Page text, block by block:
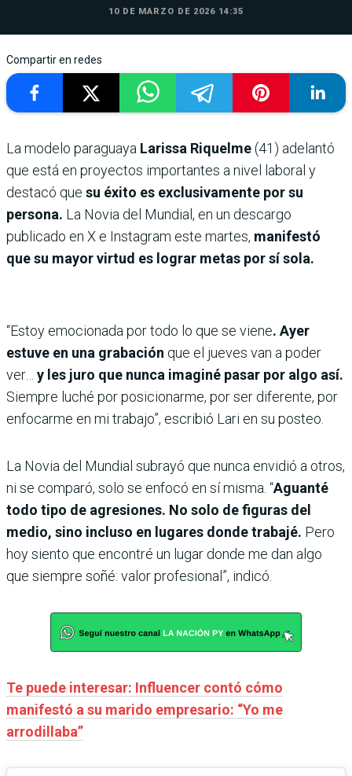
10 DE MARZO DE 2026 14:35
Compartir en redes
La modelo paraguaya Larissa Riquelme(41) adelantó
que está en proyectos importantes a nivel laboral y
destacó que su éxito es exclusivamente por su
persona. La Novia del Mundial, en un descargo
publicado en X e Instagram este martes, manifestó
que su mayor virtud es lograr metas por sí sola.
“Estoy emocionada por todo lo que se viene. Ayer
estuve en una grabación que el jueves van a poder
ver…
y les juro que nunca imaginé pasar por algo así.
Siempre luché por posicionarme, por ser diferente, por
enfocarme en mi trabajo”, escribió Lari en su posteo.
La Novia del Mundial subrayó que nunca envidió a otros,
ni se comparó, solo se enfocó en sí misma. “Aguanté
todo tipo de agresiones. No solo de figuras del
medio, sino incluso en lugares donde trabajé. Pero
hoy siento que encontré un lugar donde me dan algo
que siempre soñé: valor profesional”, indicó.
Te puede interesar: Influencer contó cómo
manifestó a su marido empresario: “Yo me
arrodillaba”